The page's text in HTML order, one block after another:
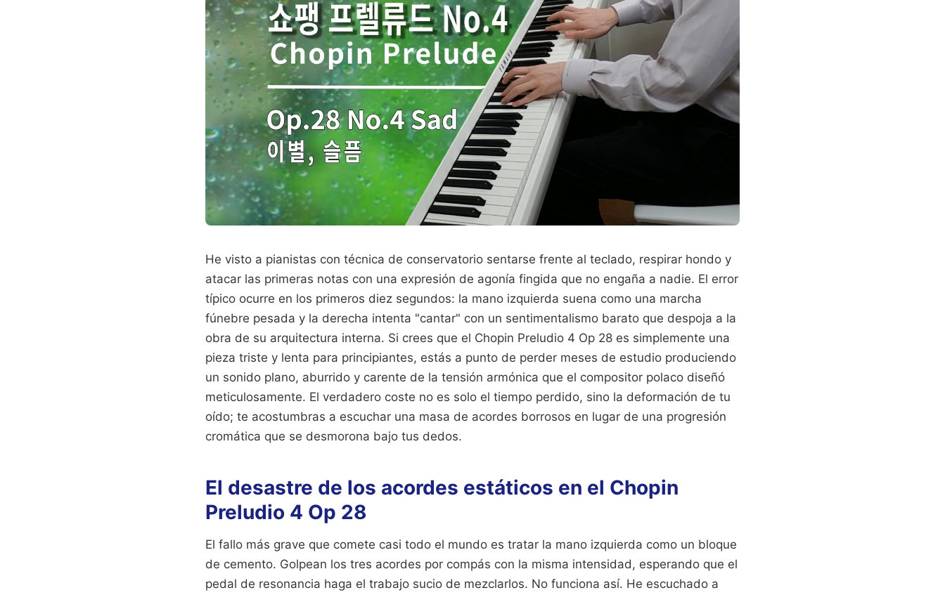
He visto a pianistas con técnica de conservatorio sentarse frente al teclado, respirar hondo y
atacar las primeras notas con una expresión de agonía fingida que no engaña a nadie. El error
típico ocurre en los primeros diez segundos: la mano izquierda suena como una marcha
fúnebre pesada y la derecha intenta "cantar" con un sentimentalismo barato que despoja a la
obra de su arquitectura interna. Si crees que el Chopin Preludio 4 Op 28 es simplemente una
pieza triste y lenta para principiantes, estás a punto de perder meses de estudio produciendo
un sonido plano, aburrido y carente de la tensión armónica que el compositor polaco diseñó
meticulosamente. El verdadero coste no es solo el tiempo perdido, sino la deformación de tu
oído; te acostumbras a escuchar una masa de acordes borrosos en lugar de una progresión
cromática que se desmorona bajo tus dedos.
El desastre de los acordes estáticos en el Chopin
Preludio 4 Op 28
El fallo más grave que comete casi todo el mundo es tratar la mano izquierda como un bloque
de cemento. Golpean los tres acordes por compás con la misma intensidad, esperando que el
pedal de resonancia haga el trabajo sucio de mezclarlos. No funciona así. He escuchado a